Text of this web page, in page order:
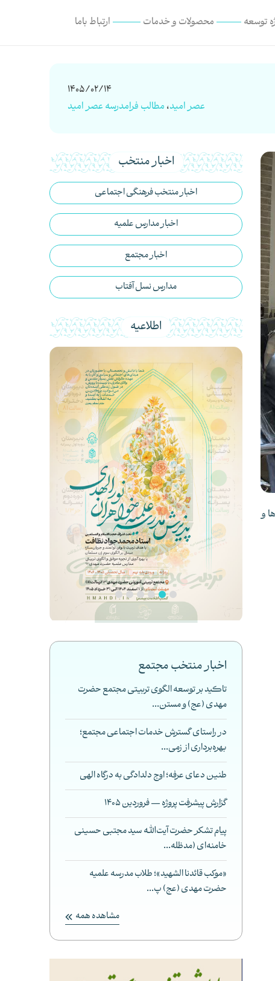
توسعه محصولات و خدمات ارتباط با‌ما
1405/02/14
عصر امید،مطالب فرامدرسه عصر امید
و
اخبار منتخب
اخبار منتخب فرهنگی اجتماعی
اخبار مدارس علمیه
اخبار مجتمع
مدارس نسل آفتاب
اطلاعیه
اخبار منتخب مجتمع
تاکید بر توسعه الگوی تربیتی مجتمع حضرت
مهدی (عج) و مستن...
در راستای گسترش خدمات اجتماعی مجتمع؛
بهره‌برداری از زمی...
طنین دعای عرفه؛ اوج دلدادگی به درگاه الهی
گزارش پیشرفت پروژه — فروردین 1405
پیام تشکر حضرت آیت‌الله سید مجتبی حسینی
خامنه‌ای (مدظله...
«موکب قائدنا الشهید»؛ طلاب مدرسه علمیه
حضرت مهدی (عج) پ...
مشاهده همه